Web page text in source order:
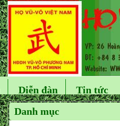
Diễn đàn Tin tức
Danh mục